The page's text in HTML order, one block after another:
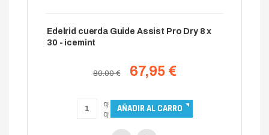
Edelrid cuerda Guide Assist Pro Dry 8 x
30 - icemint
80.00 € 67,95 €